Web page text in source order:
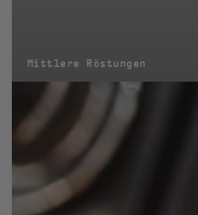
Mittlere Röstungen